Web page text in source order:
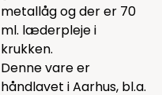
metallåg og der er 70
ml. læderpleje i
krukken.
Denne vare er
håndlavet i Aarhus, bl.a.